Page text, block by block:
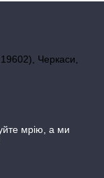
Черкаси,
мрію, а ми